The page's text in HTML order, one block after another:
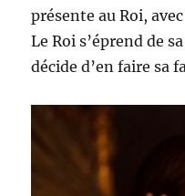
présente au Roi,
Le Roi s’éprend de
décide d’en faire sa